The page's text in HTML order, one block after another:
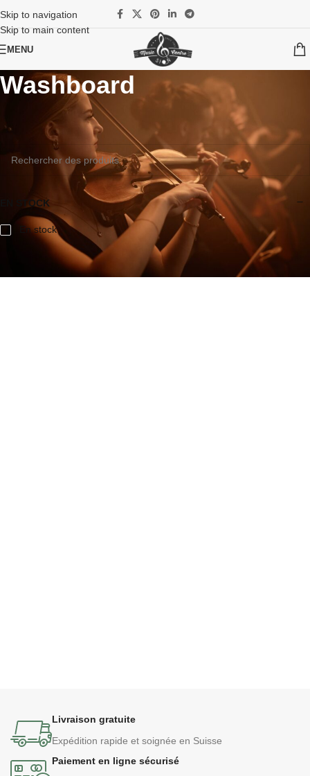
Skip to navigation
Skip to main content
MENU
Washboard
EN STOCK
En stock
Reset
Instruments/Batteries et percussions Autre Washboard
Aucun produit ne correspond à votre sélection.
Livraison gratuite
Expédition rapide et soignée en Suisse
Paiement en ligne sécurisé